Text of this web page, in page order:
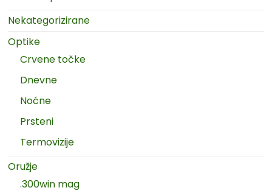
Nekategorizirane
Optike
Crvene točke
Dnevne
Noćne
Prsteni
Termovizije
Oružje
.300win mag